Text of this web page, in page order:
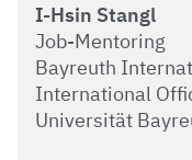
I-Hsin Stangl
Job-Mentoring
Bayreuth
International
Universität